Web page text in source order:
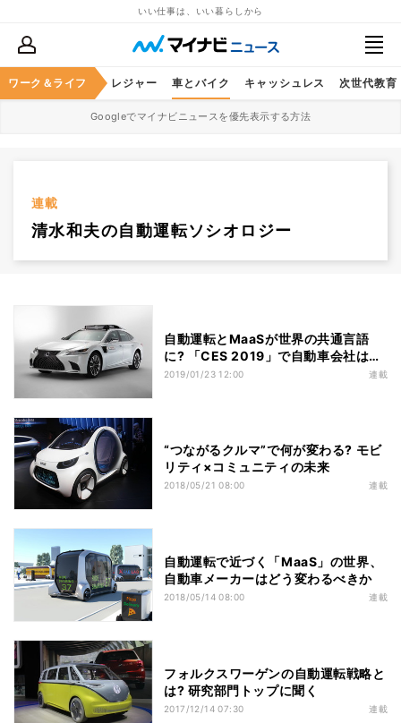
いい仕事は、いい暮らしから
ワーク＆ライフ
スケア グルメ レジャー 車とバイク キャッシュレス 次世代教育
Googleでマイナビニュースを優先表示する方法
連載
清水和夫の自動運転ソシオロジー
自動運転とMaaSが世界の共通言語
に? 「CES 2019」で自動車会社は何
を語ったか
2019/01/23 12:00 連載
“つながるクルマ”で何が変わる? モビ
リティ×コミュニティの未来
2018/05/21 08:00 連載
自動運転で近づく「MaaS」の世界、
自動車メーカーはどう変わるべきか
2018/05/14 08:00 連載
フォルクスワーゲンの自動運転戦略と
は? 研究部門トップに聞く
2017/12/14 07:30 連載